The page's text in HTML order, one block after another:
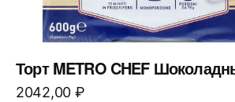
Торт METRO CHEF
2042,00 ₽